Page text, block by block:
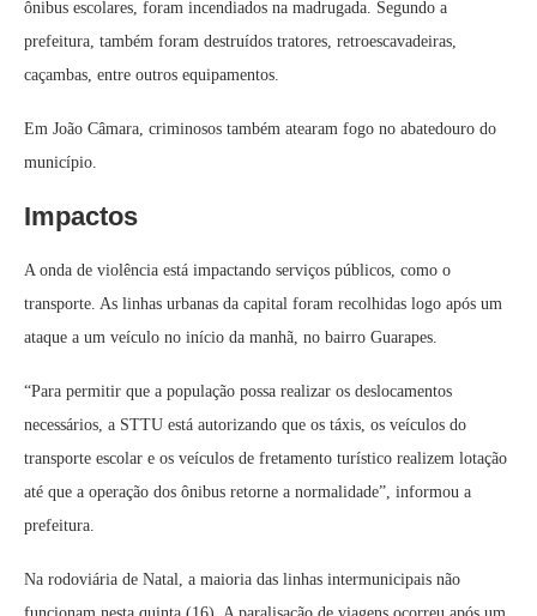
ônibus escolares, foram incendiados na madrugada. Segundo a
prefeitura, também foram destruídos tratores, retroescavadeiras,
caçambas, entre outros equipamentos.
Em João Câmara, criminosos também atearam fogo no abatedouro do
município.
Impactos
A onda de violência está impactando serviços públicos, como o
transporte. As linhas urbanas da capital foram recolhidas logo após um
ataque a um veículo no início da manhã, no bairro Guarapes.
“Para permitir que a população possa realizar os deslocamentos
necessários, a STTU está autorizando que os táxis, os veículos do
transporte escolar e os veículos de fretamento turístico realizem lotação
até que a operação dos ônibus retorne a normalidade”, informou a
prefeitura.
Na rodoviária de Natal, a maioria das linhas intermunicipais não